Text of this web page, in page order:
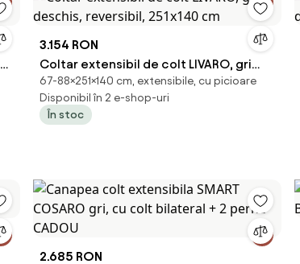
3.154 RON
Coltar extensibil de colt LIVARO, gri
deschis, reversibil, 251x140 cm
67-88×251×140 cm, extensibile, cu picioare
Disponibil în 2 e-shop-uri
În stoc
2.685 RON